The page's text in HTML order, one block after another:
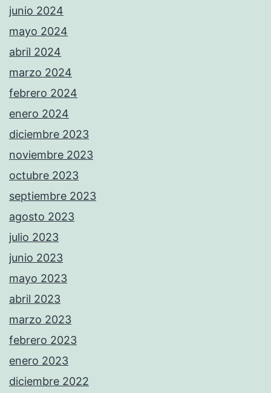
junio 2024
mayo 2024
abril 2024
marzo 2024
febrero 2024
enero 2024
diciembre 2023
noviembre 2023
octubre 2023
septiembre 2023
agosto 2023
julio 2023
junio 2023
mayo 2023
abril 2023
marzo 2023
febrero 2023
enero 2023
diciembre 2022